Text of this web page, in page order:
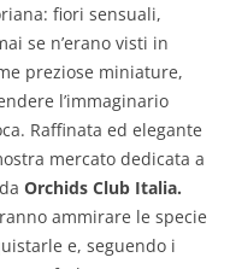
fiori sensuali,
se n’erano visti in
preziose miniature,
l’immaginario
Raffinata ed elegante
mercato dedicata a
Orchids Club Italia.
ammirare le specie
e, seguendo i